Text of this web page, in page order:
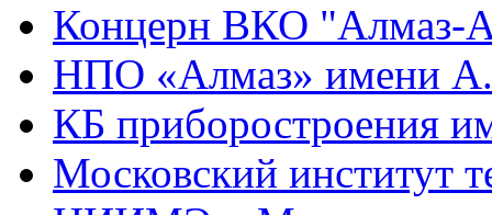
Концерн ВКО "Алмаз-
НПО «Алмаз» имени
КБ приборостроения
Московский институт